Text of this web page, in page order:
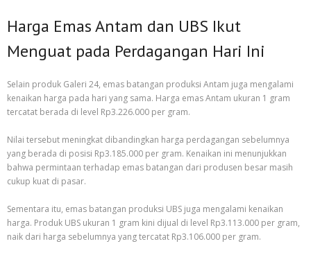
Harga Emas Antam dan UBS Ikut
Menguat pada Perdagangan Hari Ini
Selain produk Galeri 24, emas batangan produksi Antam juga mengalami
kenaikan harga pada hari yang sama. Harga emas Antam ukuran 1 gram
tercatat berada di level Rp3.226.000 per gram.
Nilai tersebut meningkat dibandingkan harga perdagangan sebelumnya
yang berada di posisi Rp3.185.000 per gram. Kenaikan ini menunjukkan
bahwa permintaan terhadap emas batangan dari produsen besar masih
cukup kuat di pasar.
Sementara itu, emas batangan produksi UBS juga mengalami kenaikan
harga. Produk UBS ukuran 1 gram kini dijual di level Rp3.113.000 per gram,
naik dari harga sebelumnya yang tercatat Rp3.106.000 per gram.